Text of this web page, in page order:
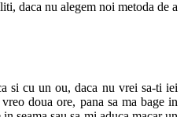
daca nu alegem noi metoda de a
si cu un ou, daca nu vrei sa-ti iei
doua ore, pana sa ma bage in